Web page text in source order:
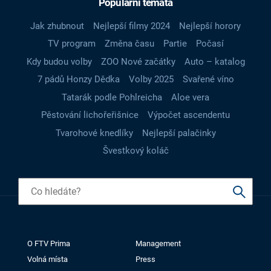
Jak zhubnout Nejlepší filmy 2024
Nejlepší horory
TV program
Změna času Partie
Počasí
Kdy budou volby
ZOO Nové začátky
Auto – katalog
7 pádů Honzy Dědka
Volby 2025
Svařené víno
Tatarák podle Pohlreicha
Aloe vera
Pěstování lichořeřišnice
Výpočet ascendentu
Tvarohové knedlíky
Nejlepší palačinky
Švestkový koláč
O FTV Prima
Management
Volná místa
Press